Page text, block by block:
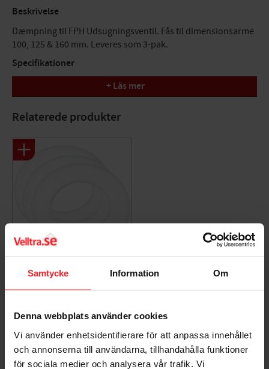
Samtycke Information Om
Denna webbplats använder cookies
Vi använder enhetsidentifierare för att anpassa innehållet
och annonserna till användarna, tillhandahålla funktioner
för sociala medier och analysera vår trafik. Vi
Beskrivelse
Dæmpning til FPH Udsugningsventil. Fås til dimensionsarme
100, 125 & 160 mm. Leveres som 3-pak.
Specifikationer
Overflade: Råmateriale
Farve: Hvid
Materiale: Plast
+ Läs mer
Relaterede produkter
Fresh Skumring 100
For Extractor 3Pak
40DKK
Gem som favorit